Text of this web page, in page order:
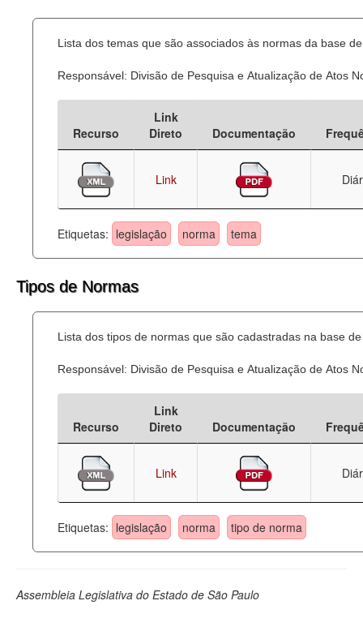
Lista dos temas que são associados às normas da base
Responsável: Divisão de Pesquisa e Atualização de Atos
Recurso
Link
Direto
Documentação
Link
Etiquetas: legislação norma tema
Tipos de Normas
Lista dos tipos de normas que são cadastradas na base
Responsável: Divisão de Pesquisa e Atualização de Atos
Recurso
Link
Direto
Documentação
Link
Etiquetas: legislação norma tipo de norma
Assembleia Legislativa do Estado de São Paulo